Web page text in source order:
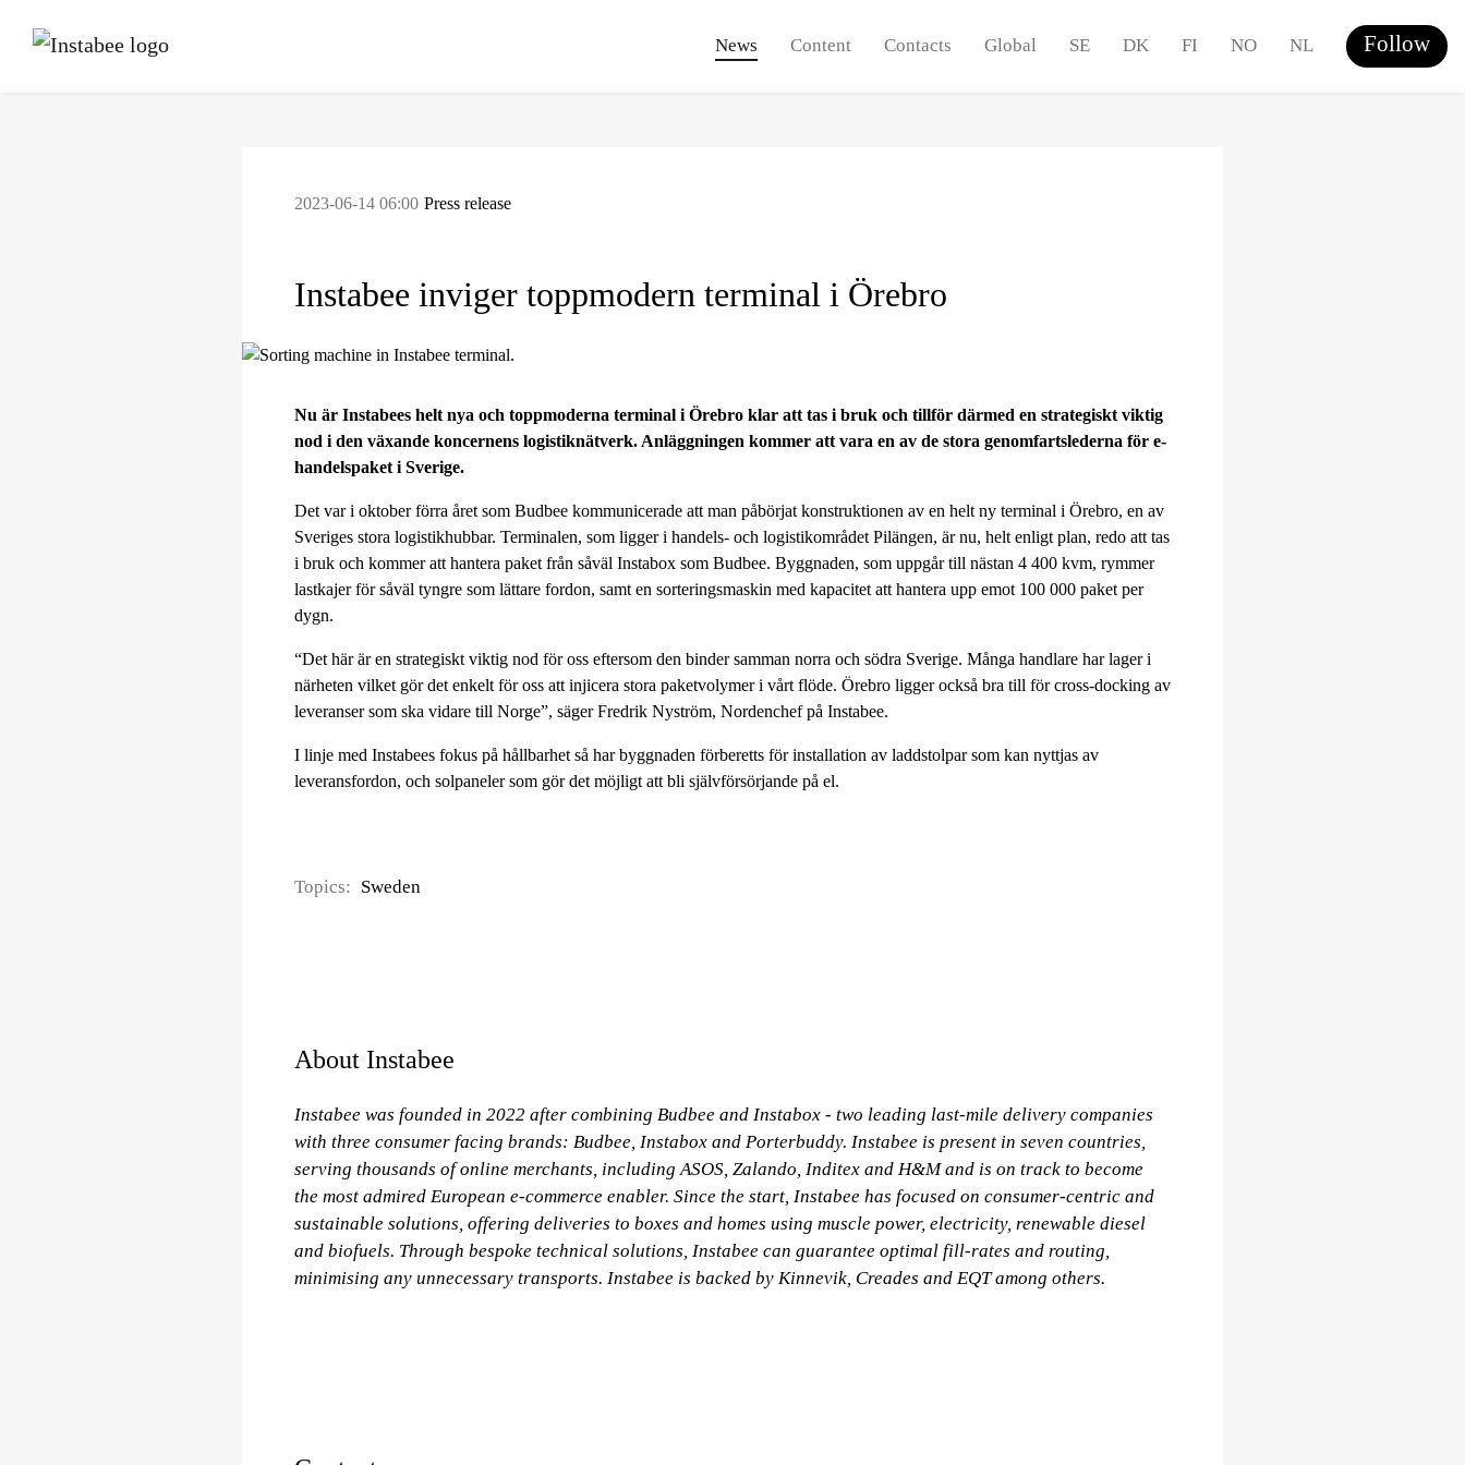
News Content Contacts Global SE DK FI NO NL Follow
2023-06-14 06:00 Press release
Instabee inviger toppmodern terminal i Örebro
Nu är Instabees helt nya och toppmoderna terminal i Örebro klar att tas i bruk och tillför därmed en strategiskt viktig
nod i den växande koncernens logistiknätverk. Anläggningen kommer att vara en av de stora genomfartslederna för e-
handelspaket i Sverige.
Det var i oktober förra året som Budbee kommunicerade att man påbörjat konstruktionen av en helt ny terminal i Örebro, en av
Sveriges stora logistikhubbar. Terminalen, som ligger i handels- och logistikområdet Pilängen, är nu, helt enligt plan, redo att tas
i bruk och kommer att hantera paket från såväl Instabox som Budbee. Byggnaden, som uppgår till nästan 4 400 kvm, rymmer
lastkajer för såväl tyngre som lättare fordon, samt en sorteringsmaskin med kapacitet att hantera upp emot 100 000 paket per
dygn.
“Det här är en strategiskt viktig nod för oss eftersom den binder samman norra och södra Sverige. Många handlare har lager i
närheten vilket gör det enkelt för oss att injicera stora paketvolymer i vårt flöde. Örebro ligger också bra till för cross-docking av
leveranser som ska vidare till Norge”, säger Fredrik Nyström, Nordenchef på Instabee.
I linje med Instabees fokus på hållbarhet så har byggnaden förberetts för installation av laddstolpar som kan nyttjas av
leveransfordon, och solpaneler som gör det möjligt att bli självförsörjande på el.
Topics: Sweden
About Instabee
Instabee was founded in 2022 after combining Budbee and Instabox - two leading last-mile delivery companies
with three consumer facing brands: Budbee, Instabox and Porterbuddy. Instabee is present in seven countries,
serving thousands of online merchants, including ASOS, Zalando, Inditex and H&M and is on track to become
the most admired European e-commerce enabler. Since the start, Instabee has focused on consumer-centric and
sustainable solutions, offering deliveries to boxes and homes using muscle power, electricity, renewable diesel
and biofuels. Through bespoke technical solutions, Instabee can guarantee optimal fill-rates and routing,
minimising any unnecessary transports. Instabee is backed by Kinnevik, Creades and EQT among others.